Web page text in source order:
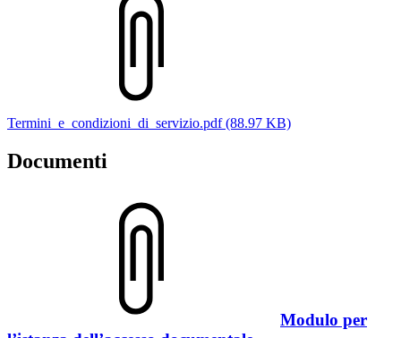
Termini_e_condizioni_di_servizio.pdf (88.97 KB)
Documenti
Modulo per